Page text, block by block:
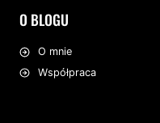
O BLOGU
O mnie
Współpraca